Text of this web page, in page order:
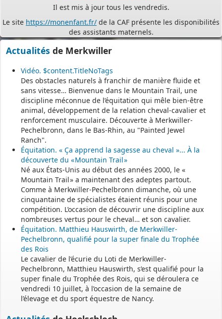
https://monenfant.fr/
des assistants maternels.
- - - - - - - - - - - - - - - - - -
Permanence mairie
Le secrétariat est fermé le samedi matin.
Une permanence est assurée par le maire, sur rendez-vous.
Actualités de Merkwiller
Vidéo. $content.TitleNoTags
Des obstacles naturels à franchir de manière fluide et
sans vitesse… Bienvenue dans le Mountain Trail, une
discipline méconnue de l’équitation qui mêle bien-être
animal, développement de la relation cheval-cavalier et
renforcement musculaire. Découverte à Merkwiller-
Pechelbronn, dans le Bas-Rhin, au "Painted Jewel
Ranch".
Équitation. « Ça apprend la sagesse au cheval »... À la
découverte du « Mountain Trail »
Né aux États-Unis au début des années 2000, le «
Mountain Trail » a maintenant des adeptes partout.
Comme à Merkwiller-Pechelbronn dimanche, où une
cinquantaine de spécialistes étaient réunis pour une
compétition. L’occasion de découvrir une discipline aux
nombreuses vertus pour le cheval… et son cavalier.
Équitation. Matthieu Hauswirth, de Merkwiller-
Pechelbronn, qualifié pour la super finale du Trophée
des Rois
Le cavalier de l’écurie du Loti de Merkwiller-
Pechelbronn, Matthieu Hauswirth, s’est qualifié pour la
super finale du Trophée des Rois, qui se déroulera ce
vendredi 10 juillet, à l’occasion de la semaine de
l’élevage et du sport équestre de Nancy.